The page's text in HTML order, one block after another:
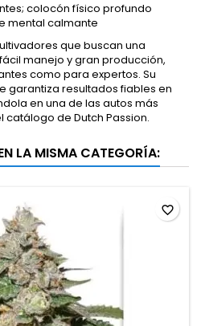
colocón físico profundo
mental calmante
que buscan una
manejo y gran producción,
como para expertos. Su
garantiza resultados fiables en
en una de las autos más
de Dutch Passion.
LA MISMA CATEGORÍA:
favorite_border